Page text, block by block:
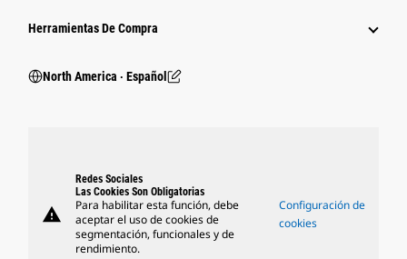
Herramientas De Compra
North America ‧ Español
warning
Redes Sociales
Las Cookies Son Obligatorias
Para habilitar esta función, debe
aceptar el uso de cookies de
segmentación, funcionales y de
rendimiento.
Configuración de
cookies